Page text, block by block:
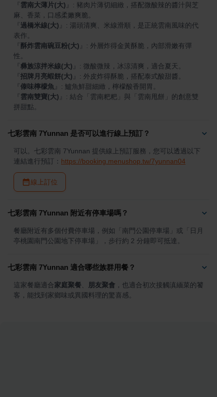
雲南大薄片(大)
: 豬肉片薄切細緻，搭配微酸辣的醬汁與芝
過橋米線(大)
: 湯頭清爽、米線滑順，是正統雲南風味的代
酥炸雲南碗豆粉(大)
: 外層炸得金黃酥脆，內部滑嫩有彈
彝族涼拌米線(大)
招牌月亮蝦餅(大)
傣味檸檬魚
雲南雙寶(大)
: 結合「雲南粑粑」與「雲南甩餅」的創意雙
拼甜點。
七彩雲南 7Yunnan 是否可以進行線上預訂？
可以。七彩雲南 7Yunnan 提供線上預訂服務，您可以透過以下
連結進行預訂： https://booking.menushop.tw/7yunnan04
線上訂位
七彩雲南 7Yunnan 附近有停車場嗎？
餐廳附近有多個付費停車場，例如「南門公園停車場」或「日月
亭桃園南門公園地下停車場」，步行約 2 分鐘即可抵達。
七彩雲南 7Yunnan 適合哪些族群用餐？
這家餐廳適合家庭聚餐 朋友聚會 ，也適合初次接觸滇緬菜的饕
客，能找到家鄉味或異國料理的驚喜感。